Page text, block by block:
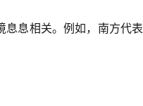
息息相关。例如，南方代表